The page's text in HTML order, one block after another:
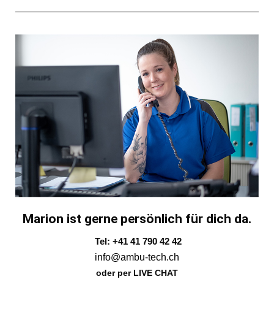
Marion ist gerne persönlich für dich da.
Tel: +41 41 790 42 42
info@ambu-tech.ch
oder per LIVE CHAT